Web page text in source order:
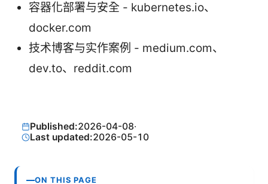
容器化部署与安全 - kubernetes.io、
docker.com
技术博客与实作案例 - medium.com、
dev.to、reddit.com
Published:2026-04-08·
Last updated:2026-05-10
ON THIS PAGE